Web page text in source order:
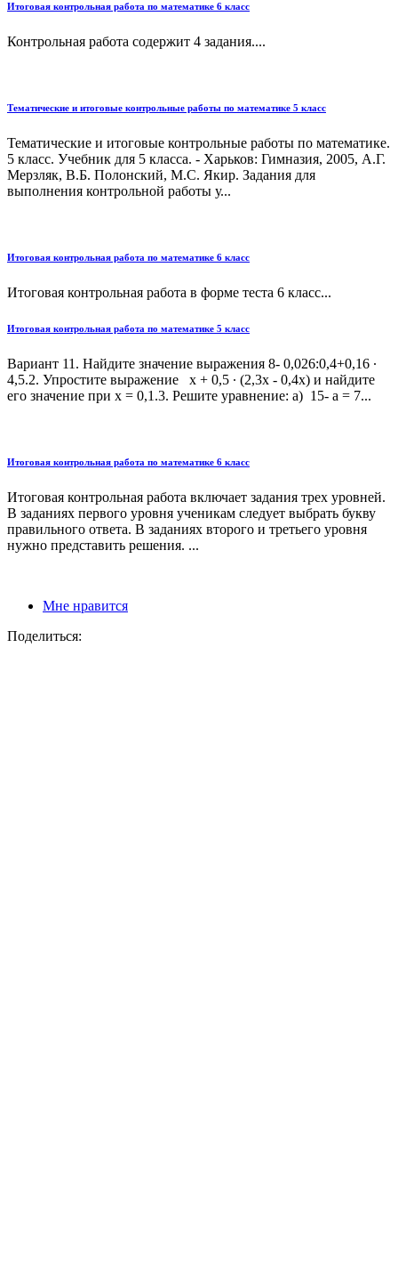
Итоговая контрольная работа по математике 6 класс
Контрольная работа содержит 4 задания....
Тематические и итоговые контрольные работы по математике 5 класс
Тематические и итоговые контрольные работы по математике.
5 класс. Учебник для 5 класса. - Харьков: Гимназия, 2005, А.Г.
Мерзляк, В.Б. Полонский, М.С. Якир. Задания для
выполнения контрольной работы у...
Итоговая контрольная работа по математике 6 класс
Итоговая контрольная работа в форме теста 6 класс...
Итоговая контрольная работа по математике 5 класс
Вариант 11. Найдите значение выражения 8- 0,026:0,4+0,16 ∙
4,5.2. Упростите выражение х + 0,5 ∙ (2,3х - 0,4х) и найдите
его значение при х = 0,1.3. Решите уравнение: а) 15- а = 7...
Итоговая контрольная работа по математике 6 класс
Итоговая контрольная работа включает задания трех уровней.
В заданиях первого уровня ученикам следует выбрать букву
правильного ответа. В заданиях второго и третьего уровня
нужно представить решения. ...
Мне нравится
Поделиться: